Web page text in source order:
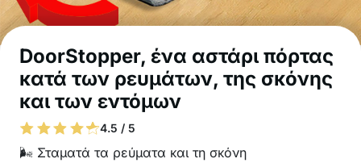
DoorStopper, ένα αστάρι πόρτας
κατά των ρευμάτων, της σκόνης
και των εντόμων
4.5 / 5
🌬️ Σταματά τα ρεύματα και τη σκόνη